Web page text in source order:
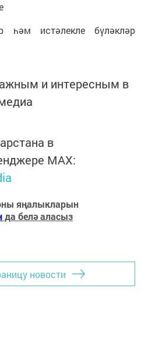
һәм истәлекле бүләкләр
и интересным в
в
MАХ:
яңалыкларын
да белә аласыз
новости